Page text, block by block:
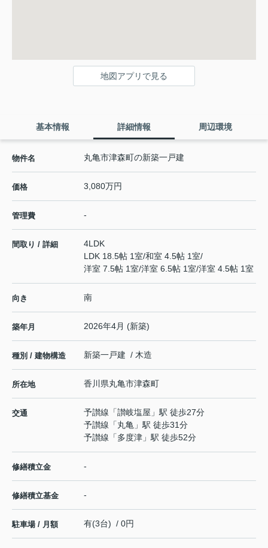
地図アプリで見る
基本情報 詳細情報 周辺環境
物件名 丸亀市津森町の新築一戸建
価格 3,080万円
管理費 -
間取り / 詳細
4LDK
LDK 18.5帖 1室/和室 4.5帖 1室/
洋室 7.5帖 1室/洋室 6.5帖 1室/洋室 4.5帖 1室
向き 南
築年月 2026年4月 (新築)
種別 / 建物構造 新築一戸建 / 木造
所在地 香川県丸亀市津森町
交通 予讃線 「讃岐塩屋 」駅 徒歩27分
予讃線 「丸亀 」駅 徒歩31分
予讃線 「多度津 」駅 徒歩52分
修繕積立金 -
修繕積立基金 -
駐車場 / 月額 有(3台) / 0円